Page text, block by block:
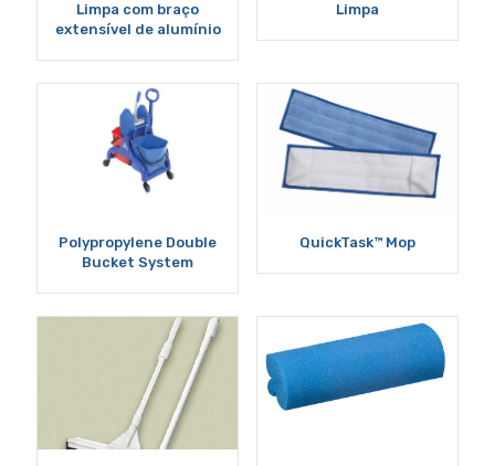
Limpa com braço
extensível de alumínio
Limpa
Polypropylene Double
Bucket System
QuickTask™ Mop